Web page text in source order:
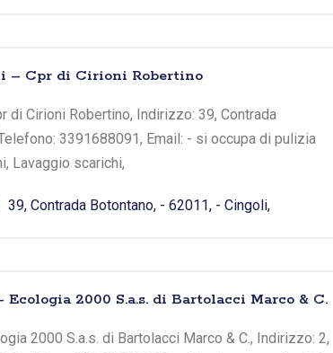
– Cpr di Cirioni Robertino
di Cirioni Robertino, Indirizzo: 39, Contrada
3391688091, Email: - si occupa di pulizia
Lavaggio scarichi,
39, Contrada Botontano, - 62011, - Cingoli,
2000 S.a.s. di Bartolacci Marco & C.
2000 S.a.s. di Bartolacci Marco & C., Indirizzo: 2,